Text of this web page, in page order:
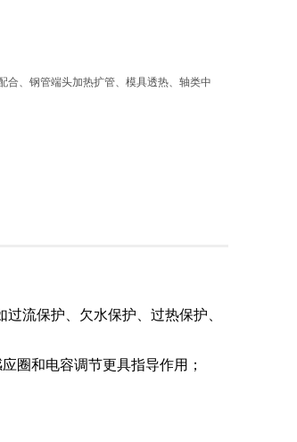
合、钢管端头加热扩管、模具透热、轴类中
流保护、欠水保护、过热保护、
圈和电容调节更具指导作用；